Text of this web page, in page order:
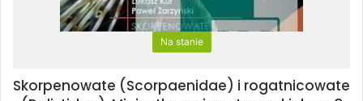
Na stanie
Skorpenowate (Scorpaenidae) i rogatnicowate